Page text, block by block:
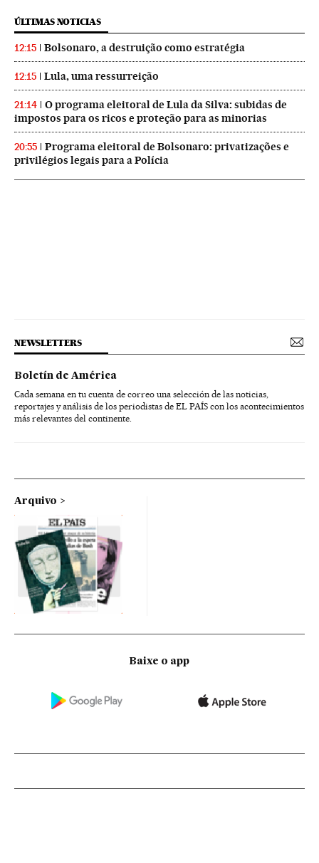
ÚLTIMAS NOTICIAS
12:15 Bolsonaro, a destruição como estratégia
12:15 Lula, uma ressurreição
21:14
O programa eleitoral de Lula da Silva: subidas de
impostos para os ricos e proteção para as minorias
20:55
Programa eleitoral de Bolsonaro: privatizações e
privilégios legais para a Polícia
NEWSLETTERS
Boletín de América
Cada semana en tu cuenta de correo una selección de las noticias,
reportajes y análisis de los periodistas de EL PAÍS con los acontecimientos
más relevantes del continente.
Arquivo
Baixe o app